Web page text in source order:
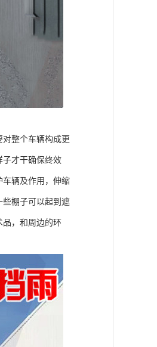
整个车辆构成更
子才干确保终效
车辆及作用，伸缩
些棚子可以起到遮
，和周边的环